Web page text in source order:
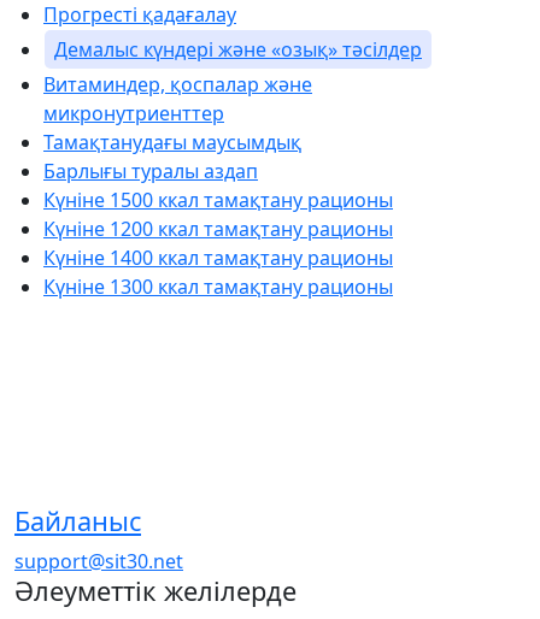
Прогресті қадағалау
Демалыс күндері және «озық» тәсілдер
Витаминдер, қоспалар және
микронутриенттер
Тамақтанудағы маусымдық
Барлығы туралы аздап
Күніне 1500 ккал тамақтану рационы
Күніне 1200 ккал тамақтану рационы
Күніне 1400 ккал тамақтану рационы
Күніне 1300 ккал тамақтану рационы
Байланыс
support@sit30.net
Әлеуметтік желілерде